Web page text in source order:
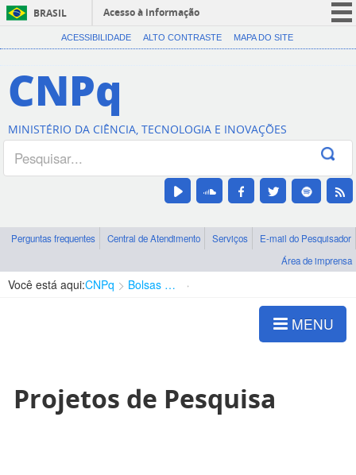
BRASIL
Acesso à informação
CORONAVÍRUS (COVID-19)
Canais
ACESSIBILIDADE ALTO CONTRASTE MAPA DO SITE
CNPq
MINISTÉRIO DA CIÊNCIA, TECNOLOGIA E INOVAÇÕES
Perguntas frequentes Central de Atendimento Serviços
E-mail do Pesquisador
Área de imprensa
Você está aqui:CNPq Bolsas e Auxílios Vigentes
MENU
Projetos de Pesquisa